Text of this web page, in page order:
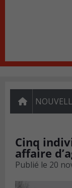
Cinq
affaire
Publié le 20